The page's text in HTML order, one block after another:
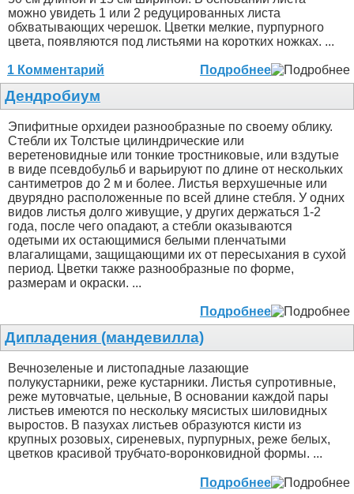
можно увидеть 1 или 2 редуцированных листа
обхватывающих черешок. Цветки мелкие, пурпурного
цвета, появляются под листьями на коротких ножках. ...
1 Комментарий Подробнее
Дендробиум
Эпифитные орхидеи разнообразные по своему облику.
Стебли их Толстые цилиндрические или
веретеновидные или тонкие тростниковые, или вздутые
в виде псевдобульб и варьируют по длине от нескольких
сантиметров до 2 м и более. Листья верхушечные или
двурядно расположенные по всей длине стебля. У одних
видов листья долго живущие, у других держаться 1-2
года, после чего опадают, а стебли оказываются
одетыми их остающимися белыми пленчатыми
влагалищами, защищающими их от пересыхания в сухой
период. Цветки также разнообразные по форме,
размерам и окраски. ...
Подробнее
Дипладения (мандевилла)
Вечнозеленые и листопадные лазающие
полукустарники, реже кустарники. Листья супротивные,
реже мутовчатые, цельные, В основании каждой пары
листьев имеются по нескольку мясистых шиловидных
выростов. В пазухах листьев образуются кисти из
крупных розовых, сиреневых, пурпурных, реже белых,
цветков красивой трубчато-воронковидной формы. ...
Подробнее